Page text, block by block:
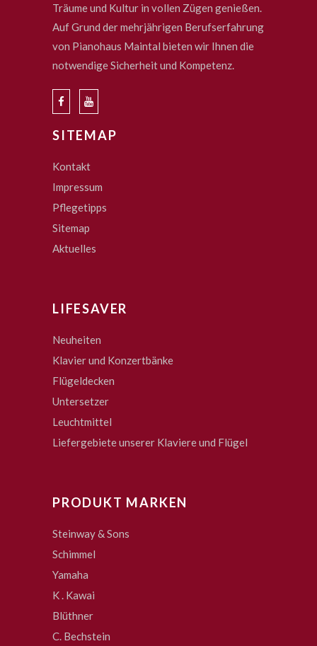
Träume und Kultur in vollen Zügen genießen.
Auf Grund der mehrjährigen Berufserfahrung
von Pianohaus Maintal bieten wir Ihnen die
notwendige Sicherheit und Kompetenz.
SITEMAP
Kontakt
Impressum
Pflegetipps
Sitemap
Aktuelles
LIFESAVER
Neuheiten
Klavier und Konzertbänke
Flügeldecken
Untersetzer
Leuchtmittel
Liefergebiete unserer Klaviere und Flügel
PRODUKT MARKEN
Steinway & Sons
Schimmel
Yamaha
K . Kawai
Blüthner
C. Bechstein